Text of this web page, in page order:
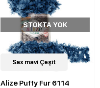
14Çeşit
STOKTA YOK
Sax mavi Çeşit
Alize Puffy Fur 6114